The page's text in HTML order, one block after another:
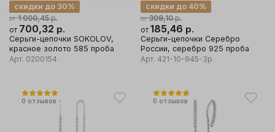
от 1 000,45р.
скидки до 30%
от 700,32 р.
Серьги-цепочки SOKOLOV,
красное золото 585 проба
Арт. 0200154
от 309,10р.
скидки до 40%
от 185,46 р.
Серьги-цепочки Серебро
России, серебро 925 проба
Арт. 421-10-945-3р
0 отзывов 0 отзывов